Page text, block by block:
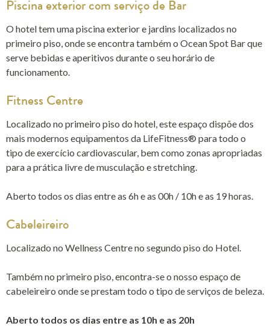
Piscina exterior com serviço de Bar
O hotel tem uma piscina exterior e jardins localizados no
primeiro piso, onde se encontra também o Ocean Spot Bar que
serve bebidas e aperitivos durante o seu horário de
funcionamento.
Fitness Centre
Localizado no primeiro piso do hotel, este espaço dispõe dos
mais modernos equipamentos da LifeFitness® para todo o
tipo de exercício cardiovascular, bem como zonas apropriadas
para a prática livre de musculação e stretching.
Aberto todos os dias entre as 6h e as 00h / 10h e as 19 horas.
Cabeleireiro
Localizado no Wellness Centre no segundo piso do Hotel.
Também no primeiro piso, encontra-se o nosso espaço de
cabeleireiro onde se prestam todo o tipo de serviços de beleza.
Aberto todos os dias entre as 10h e as 20h